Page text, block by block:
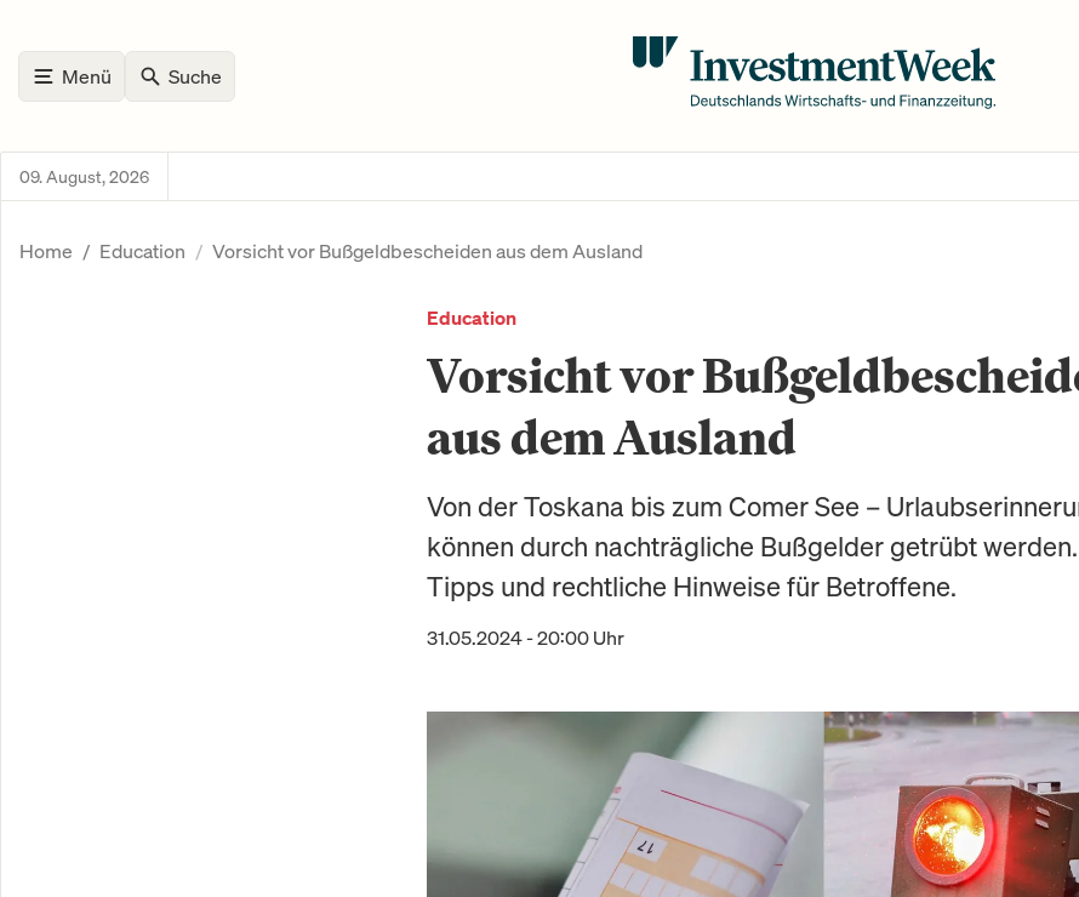
Menü Suche
09. August, 2026
Home Education Vorsicht vor Bußgeldbescheiden aus dem Ausland
Education
Vorsicht vor
aus dem Ausland
Von der Toskana bis zum Comer See –
können durch nachträgliche Bußgelder getrübt
Tipps und rechtliche Hinweise für Betroffene.
31.05.2024 - 20:00 Uhr